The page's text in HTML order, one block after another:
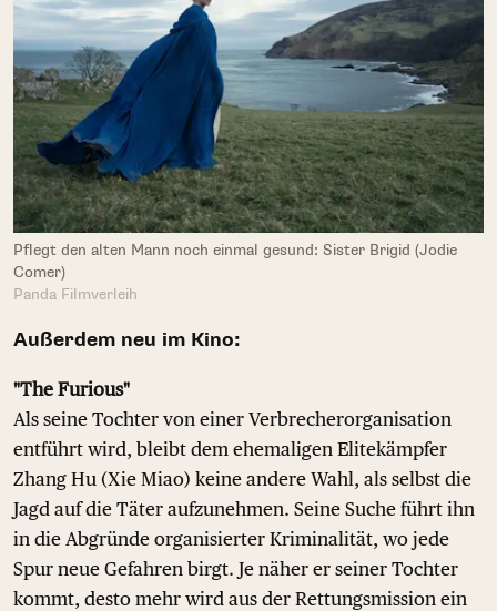
Pflegt den alten Mann noch einmal gesund: Sister Brigid (Jodie
Comer)
Panda Filmverleih
Außerdem neu im Kino:
"The Furious"
Als seine Tochter von einer Verbrecherorganisation
entführt wird, bleibt dem ehemaligen Elitekämpfer
Zhang Hu (Xie Miao) keine andere Wahl, als selbst die
Jagd auf die Täter aufzunehmen. Seine Suche führt ihn
in die Abgründe organisierter Kriminalität, wo jede
Spur neue Gefahren birgt. Je näher er seiner Tochter
kommt, desto mehr wird aus der Rettungsmission ein